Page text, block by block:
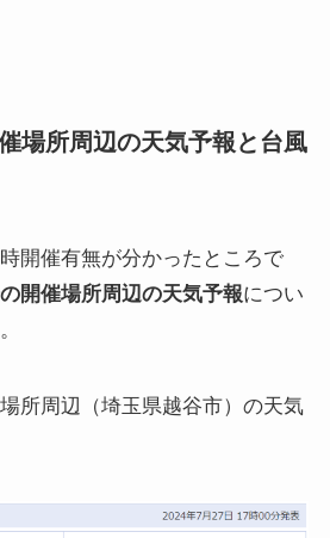
場所周辺の天気予報と台風
開催有無が分かったところで
開催場所周辺の天気予報につい
所周辺（埼玉県越谷市）の天気